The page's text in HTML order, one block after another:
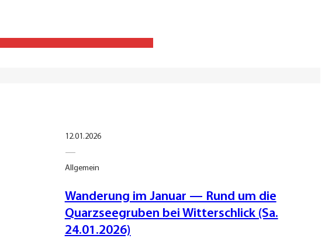
12.01.2026
—
Allgemein
Wanderung im Januar — Rund um die
Quarzseegruben bei Witterschlick (Sa.
24.01.2026)